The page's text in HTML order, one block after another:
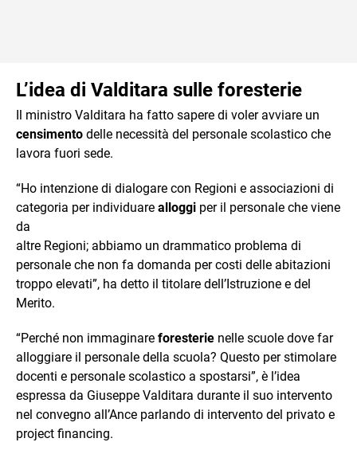
L’idea di Valditara sulle foresterie
Il ministro Valditara ha fatto sapere di voler avviare un
censimento delle necessità del personale scolastico che
lavora fuori sede.
“Ho intenzione di dialogare con Regioni e associazioni di
categoria per individuare alloggi per il personale che viene
da
altre Regioni; abbiamo un drammatico problema di
personale che non fa domanda per costi delle abitazioni
troppo elevati”, ha detto il titolare dell’Istruzione e del
Merito.
“Perché non immaginare foresterie nelle scuole dove far
alloggiare il personale della scuola? Questo per stimolare
docenti e personale scolastico a spostarsi”, è l’idea
espressa da Giuseppe Valditara durante il suo intervento
nel convegno all’Ance parlando di intervento del privato e
project financing.